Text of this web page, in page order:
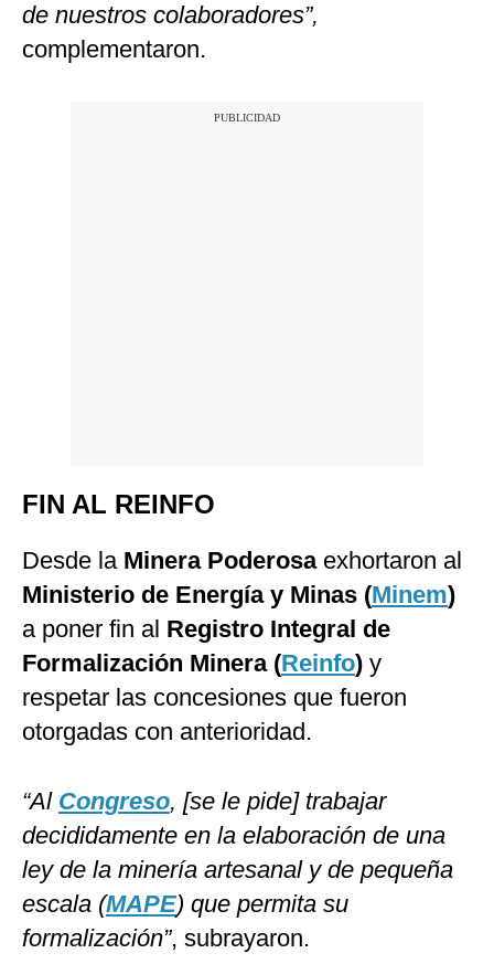
de nuestros colaboradores”,
complementaron.
FIN AL REINFO
Desde la Minera Poderosaexhortaron al
Ministerio de Energía y Minas (Minem)
a poner fin al Registro Integral de
Formalización Minera (Reinfo) y
respetar las concesiones que fueron
otorgadas con anterioridad.
“Al Congreso, [se le pide] trabajar
decididamente en la elaboración de una
ley de la minería artesanal y de pequeña
escala (MAPE) que permita su
formalización”, subrayaron.